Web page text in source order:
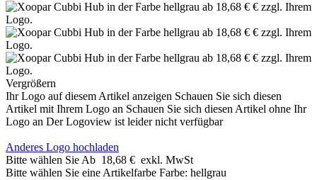
Vergrößern
Ihr Logo auf diesem Artikel anzeigen Schauen Sie sich diesen
Artikel mit Ihrem Logo an Schauen Sie sich diesen Artikel ohne Ihr
Logo an Der Logoview ist leider nicht verfügbar
Anderes Logo hochladen
Bitte wählen Sie Ab 18,68 € exkl. MwSt
Bitte wählen Sie eine Artikelfarbe Farbe: hellgrau